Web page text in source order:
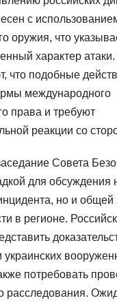
с
оружия, что
характер
что подобные
международного
права и требуют
реакции со
Совета
для обсуждения
но и общей
в регионе.
украинских
потребовать
расследования.